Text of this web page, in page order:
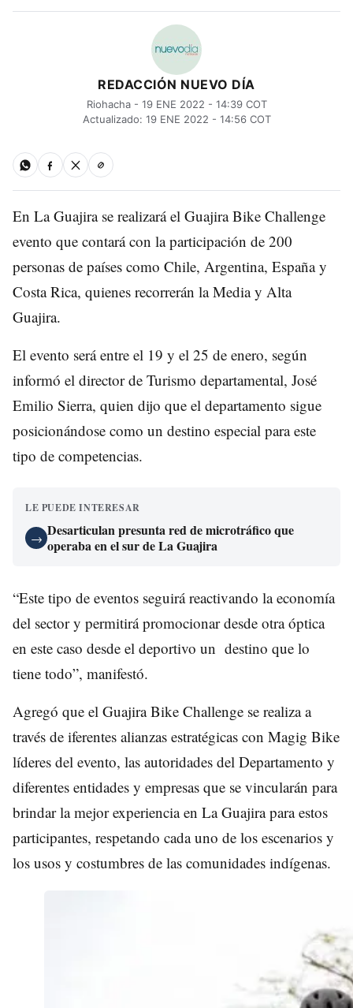
REDACCIÓN NUEVO DÍA
Riohacha - 19 ENE 2022 - 14:39 COT
Actualizado: 19 ENE 2022 - 14:56 COT
En La Guajira se realizará el Guajira Bike Challenge
evento que contará con la participación de 200
personas de países como Chile, Argentina, España y
Costa Rica, quienes recorrerán la Media y Alta
Guajira.
El evento será entre el 19 y el 25 de enero, según
informó el director de Turismo departamental, José
Emilio Sierra, quien dijo que el departamento sigue
posicionándose como un destino especial para este
tipo de competencias.
LE PUEDE INTERESAR
→ Desarticulan presunta red de microtráfico que
operaba en el sur de La Guajira
“Este tipo de eventos seguirá reactivando la economía
del sector y permitirá promocionar desde otra óptica
en este caso desde el deportivo un destino que lo
tiene todo”, manifestó.
Agregó que el Guajira Bike Challenge se realiza a
través de iferentes alianzas estratégicas con Magig Bike
líderes del evento, las autoridades del Departamento y
diferentes entidades y empresas que se vincularán para
brindar la mejor experiencia en La Guajira para estos
participantes, respetando cada uno de los escenarios y
los usos y costumbres de las comunidades indígenas.